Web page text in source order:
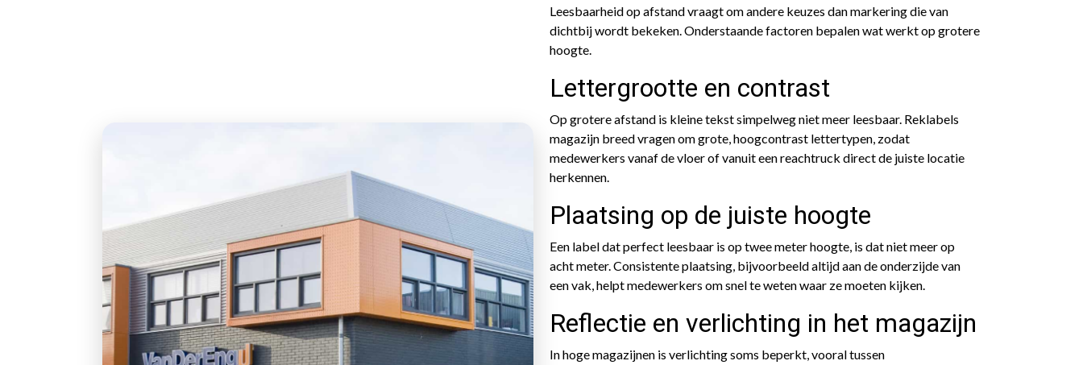
Leesbaarheid op afstand vraagt om andere keuzes dan markering die van
dichtbij wordt bekeken. Onderstaande factoren bepalen wat werkt op grotere
hoogte.
Lettergrootte en contrast
Op grotere afstand is kleine tekst simpelweg niet meer leesbaar. Reklabels
magazijn breed vragen om grote, hoogcontrast lettertypen, zodat
medewerkers vanaf de vloer of vanuit een reachtruck direct de juiste locatie
herkennen.
Plaatsing op de juiste hoogte
Een label dat perfect leesbaar is op twee meter hoogte, is dat niet meer op
acht meter. Consistente plaatsing, bijvoorbeeld altijd aan de onderzijde van
een vak, helpt medewerkers om snel te weten waar ze moeten kijken.
Reflectie en verlichting in het magazijn
In hoge magazijnen is verlichting soms beperkt, vooral tussen